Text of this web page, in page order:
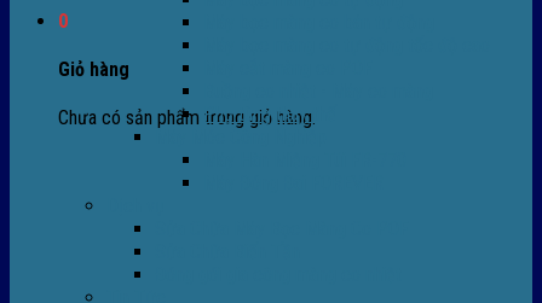
0
Giỏ hàng
Chưa có sản phẩm trong giỏ hàng.
Phụ tùng thay thế